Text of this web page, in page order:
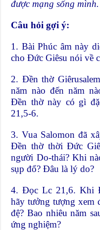
được mạng sống mình.
Câu hỏi gợi ý:
1. Bài Phúc âm này
cho Đức Giêsu nói về
2. Đền thờ
năm nào đến năm
Đền thờ này có gì
21,5-6.
3. Vua Salomon đã
Đền thờ thời Đức
người Do-thái? Khi
sụp đổ? Đâu là lý do?
4. Đọc Lc 21,6. Khi
hãy tưởng tượng xem
đệ? Bao nhiêu năm
ứng nghiệm?